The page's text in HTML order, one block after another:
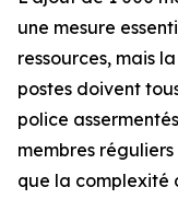
une mesure
ressources, mais
postes doivent
police
membres
que la complexité